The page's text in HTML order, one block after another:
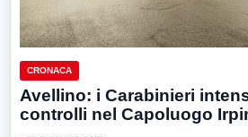
CRONACA
Avellino: i Carabinieri
controlli nel Capoluogo